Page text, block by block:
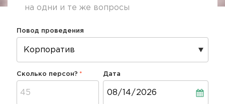
на одни и те же вопросы
Повод проведения
Сколько персон? Дата